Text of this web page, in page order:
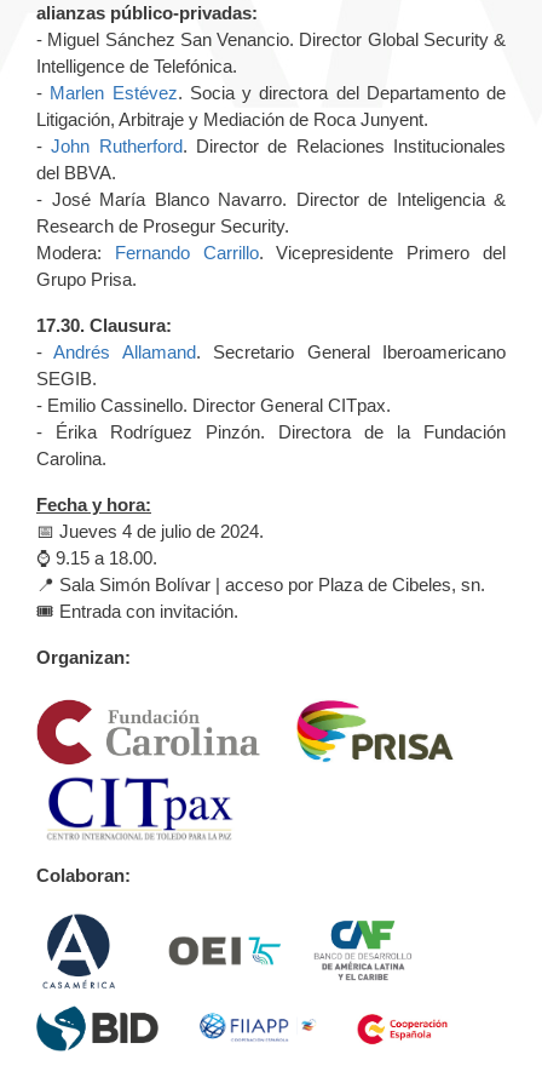
alianzas público-privadas:
- Miguel Sánchez San Venancio. Director Global Security &
Intelligence de Telefónica.
- Marlen Estévez. Socia y directora del Departamento de
Litigación, Arbitraje y Mediación de Roca Junyent.
-John Rutherford. Director de Relaciones Institucionales
del BBVA.
- José María Blanco Navarro. Director de Inteligencia &
Research de Prosegur Security.
Modera: Fernando Carrillo. Vicepresidente Primero del
Grupo Prisa.
17.30. Clausura:
-Andrés Allamand. Secretario General Iberoamericano
SEGIB.
- Emilio Cassinello. Director General CITpax.
- Érika Rodríguez Pinzón. Directora de la Fundación
Carolina.
Fecha y hora:
📅 Jueves 4 de julio de 2024.
⌚️ 9.15 a 18.00.
📍 Sala Simón Bolívar | acceso por Plaza de Cibeles, sn.
🎟️ Entrada con invitación.
Organizan:
Colaboran: